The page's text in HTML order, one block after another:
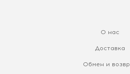
О нас
Доставка
Обмен и